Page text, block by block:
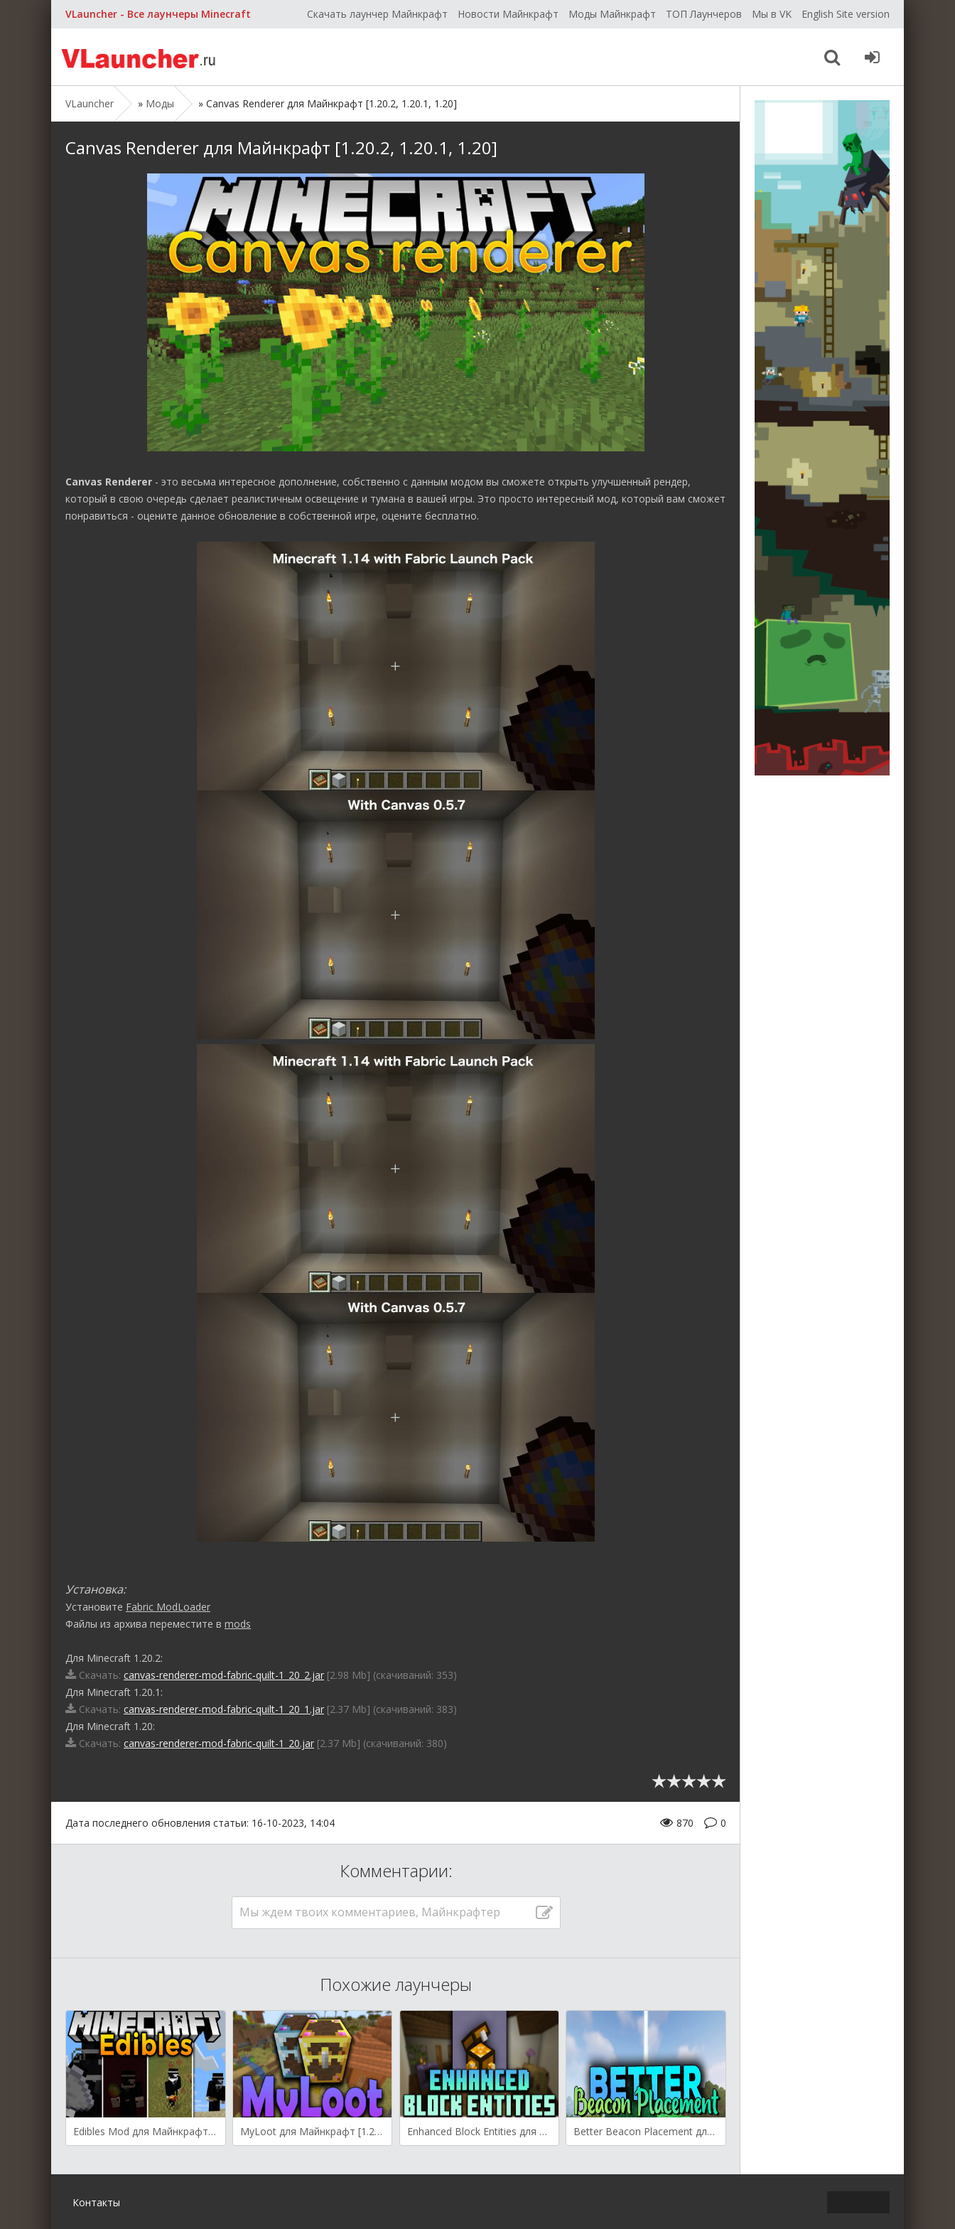
VLauncher - Все лаунчеры Minecraft Скачать лаунчер Майнкрафт Новости Майнкрафт Моды Майнкрафт ТОП Лаунчеров Мы в VK English Site version
VLauncher » Моды » Canvas Renderer для Майнкрафт [1.20.2, 1.20.1, 1.20]
Canvas Renderer для Майнкрафт [1.20.2, 1.20.1, 1.20]
Canvas Renderer - это весьма интересное дополнение, собственно с данным модом вы сможете открыть улучшенный рендер,
который в свою очередь сделает реалистичным освещение и тумана в вашей игры. Это просто интересный мод, который вам сможет
понравиться - оцените данное обновление в собственной игре, оцените бесплатно.
Установка:
Установите Fabric ModLoader
Файлы из архива переместите в mods
Для Minecraft 1.20.2:
Скачать: canvas-renderer-mod-fabric-quilt-1_20_2.jar [2.98 Mb] (cкачиваний: 353)
Для Minecraft 1.20.1:
Скачать: canvas-renderer-mod-fabric-quilt-1_20_1.jar [2.37 Mb] (cкачиваний: 383)
Для Minecraft 1.20:
Скачать: canvas-renderer-mod-fabric-quilt-1_20.jar [2.37 Mb] (cкачиваний: 380)
Дата последнего обновления статьи: 16-10-2023, 14:04 0
870
Комментарии:
Мы ждем твоих комментариев, Майнкрафтер
Похожие лаунчеры
Edibles Mod для Майнкрафт [1.20.2, 1.20.1, 1.20] MyLoot для Майнкрафт [1.20.1, 1.19.3, 1.19.2] Enhanced Block Entities для Майнкрафт [1.20.1, 1.20, 1.19.4] Better Beacon Placement для Майнкрафт [1.20.1, 1.20, 1.19.4]
Контакты